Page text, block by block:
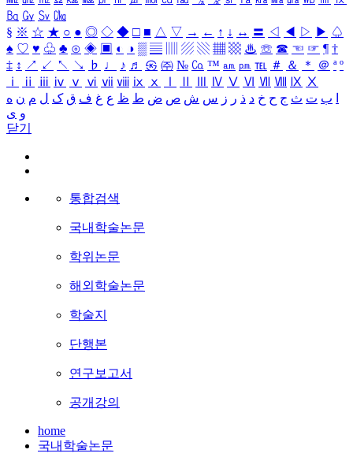
㏃ ㏉ ㏜ ㏆
§ ※ ☆ ★ ○ ● ◎ ◇ ◆ □ ■ △ ▽ → ← ↑ ↓ ↔ 〓 ◁ ◀ ▷ ▶ ♤
♠ ♡ ♥ ♧ ♣ ⊙ ◈ ▣ ◐ ◑ ▒ ▤ ▨ ▧ ▦ ▩ ♨ ☏ ☎ ☜ ☞ ¶ †
‡ ↕ ↗ ↙ ↖ ↘ ♭ ♩ ♪ ♬ ㉿ ㈜ № ㏇ ™ ㏂ ㏘ ℡ ＃ ＆ ＊ ＠ ª º
ⅰ
ⅱ ⅲ ⅳ ⅴ ⅵ ⅶ ⅷ ⅸ ⅹ Ⅳ Ⅴ Ⅵ Ⅶ Ⅷ Ⅸ Ⅹ
ب ت ث ج ح خ د ذ ر ز س ش ص ض ط ظ ع غ ف ق ک ل م ن ه
و ی
닫기
통합검색
국내학술논문
학위논문
해외학술논문
학술지
단행본
연구보고서
공개강의
home
국내학술논문